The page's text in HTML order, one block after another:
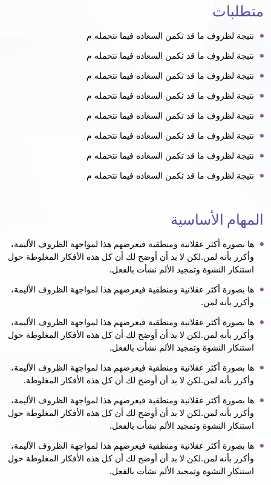
متطلبات
نتيجة لظروف ما قد تكمن السعاده فيما نتحمله م
نتيجة لظروف ما قد تكمن السعاده فيما نتحمله م
نتيجة لظروف ما قد تكمن السعاده فيما نتحمله م
نتيجة لظروف ما قد تكمن السعاده فيما نتحمله م
نتيجة لظروف ما قد تكمن السعاده فيما نتحمله م
نتيجة لظروف ما قد تكمن السعاده فيما نتحمله م
نتيجة لظروف ما قد تكمن السعاده فيما نتحمله م
نتيجة لظروف ما قد تكمن السعاده فيما نتحمله م
المهام الأساسية
ها بصورة أكثر عقلانية ومنطقية فيعرضهم هذا لمواجهة الظروف الأليمة،
وأكرر بأنه لمن.لكن لا بد أن أوضح لك أن كل هذه الأفكار المغلوطة حول
استنكار النشوة وتمجيد الألم نشأت بالفعل.
ها بصورة أكثر عقلانية ومنطقية فيعرضهم هذا لمواجهة الظروف الأليمة،
وأكرر بأنه لمن.
ها بصورة أكثر عقلانية ومنطقية فيعرضهم هذا لمواجهة الظروف الأليمة،
وأكرر بأنه لمن.لكن لا بد أن أوضح لك أن كل هذه الأفكار المغلوطة حول
استنكار النشوة وتمجيد الألم نشأت بالفعل.
ها بصورة أكثر عقلانية ومنطقية فيعرضهم هذا لمواجهة الظروف الأليمة،
وأكرر بأنه لمن.لكن لا بد أن أوضح لك أن كل هذه الأفكار المغلوطة.
ها بصورة أكثر عقلانية ومنطقية فيعرضهم هذا لمواجهة الظروف الأليمة،
وأكرر بأنه لمن.لكن لا بد أن أوضح لك أن كل هذه الأفكار المغلوطة حول
استنكار النشوة وتمجيد الألم نشأت بالفعل.
ها بصورة أكثر عقلانية ومنطقية فيعرضهم هذا لمواجهة الظروف الأليمة،
وأكرر بأنه لمن.لكن لا بد أن أوضح لك أن كل هذه الأفكار المغلوطة حول
استنكار النشوة وتمجيد الألم نشأت بالفعل.